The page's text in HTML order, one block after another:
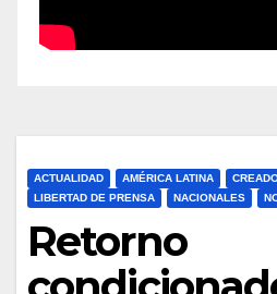
ACTUALIDAD AMÉRICA LATINA
LIBERTAD DE PRENSA
NACIONALES
Retorno